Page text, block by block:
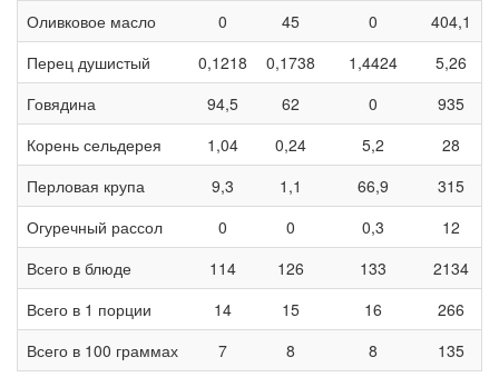
Оливковое масло
0 45 0
404,1
Перец душистый
0,1218 0,1738 1,4424
5,26
Говядина
94,5 62 0
935
Корень сельдерея
1,04 0,24 5,2
28
Перловая крупа
9,3 1,1 66,9
315
Огуречный рассол
0 0 0,3
12
Всего в блюде
114 126 133
2134
Всего в 1 порции
14 15 16
266
Всего в 100 граммах
7 8 8 135